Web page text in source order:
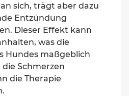
sich, trägt aber dazu
Entzündung
Dieser Effekt kann
was die
Hundes maßgeblich
Schmerzen
die Therapie